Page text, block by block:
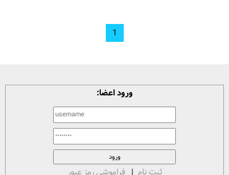
1
ورود اعضا:
ثبت نام | فراموشی رمز عبور